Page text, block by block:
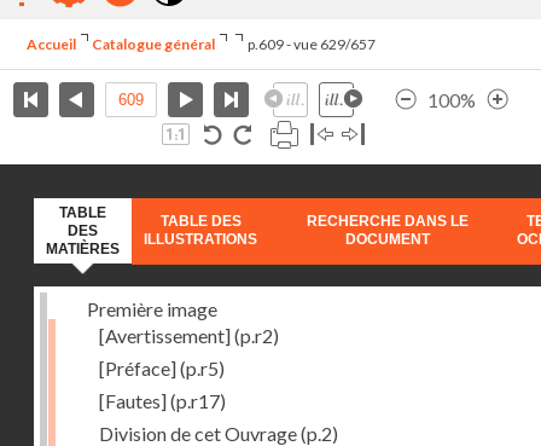
élévé
Accueil Catalogue général p.609 - vue 629/657
100%
TABLE
DES
MATIÈRES
TABLE DES
ILLUSTRATIONS
RECHERCHE DANS LE
DOCUMENT
Première image
[Avertissement](p.r2)
[Préface](p.r5)
[Fautes](p.r17)
Division de cet Ouvrage(p.2)